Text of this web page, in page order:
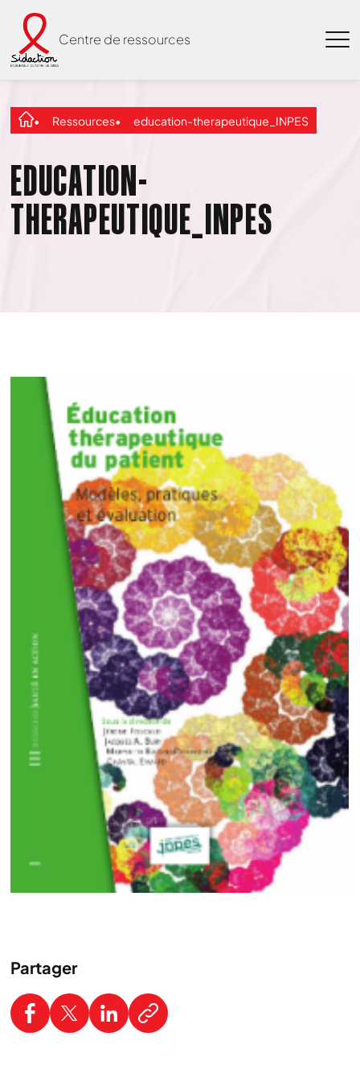
Centre de ressources
Ressources education-therapeutique_INPES
EDUCATION-
THERAPEUTIQUE_INPES
Partager